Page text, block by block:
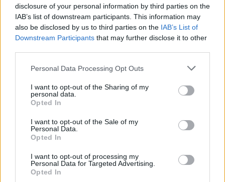
disclosure of your personal information by third parties on the
IAB’s list of downstream participants. This information may
also be disclosed by us to third parties on the IAB’s List of
Downstream Participants that may further disclose it to other
Personal Data Processing Opt Outs
I want to opt-out of the Sharing of my
personal data.
Opted In
I want to opt-out of the Sale of my
Personal Data.
Opted In
I want to opt-out of processing my
Personal Data for Targeted Advertising.
Opted In
Σα, 13 Αυγ 2022 21:18
Τραγωδία στα παράλια του Δ. Αγιάς στην Λάρισα σήμερα
(13.08.2022) το απόγευμα, καθώς…